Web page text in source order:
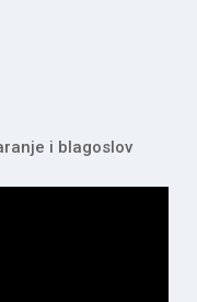
i blagoslov